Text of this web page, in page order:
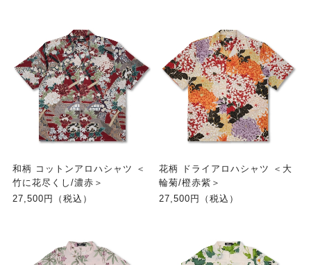
和柄 コットンアロハシャツ ＜
竹に花尽くし/濃赤＞
27,500円（税込）
花柄 ドライアロハシャツ ＜大
輪菊/橙赤紫＞
27,500円（税込）